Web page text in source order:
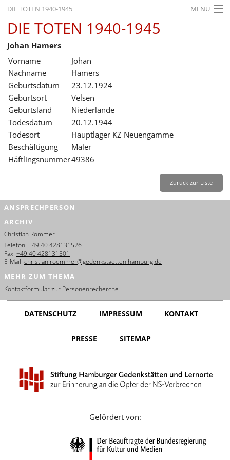
DIE TOTEN 1940-1945 MENU
STARTSEITE
AKTUELLES
AUSSTELLUNGEN
GESCHICHTE
BILDUNG
FORSCHUNG
SERVICE
Français
Dansk
Español
Nederlands
Português
Русский
Leichte Sprache
DIE TOTEN 1940-1945
Johan Hamers
Vorname
Johan
Nachname
Hamers
Geburtsdatum
23.12.1924
Geburtsort
Velsen
Geburtsland
Niederlande
Todesdatum
20.12.1944
Todesort
Hauptlager KZ Neuengamme
Beschäftigung
Maler
Häftlingsnummer49386
Zurück zur Liste
ANSPRECHPERSON
ARCHIV
Christian Römmer
Telefon: +49 40 428131526
Fax: +49 40 428131501
E-Mail: christian.roemmer@gedenkstaetten.hamburg.de
MEHR ZUM THEMA
Kontaktformular zur Personenrecherche
DATENSCHUTZ IMPRESSUM KONTAKT
PRESSE SITEMAP
Gefördert von: